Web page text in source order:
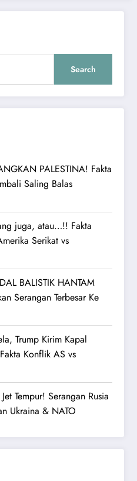
Search
PALESTINA! Fakta
Saling Balas
juga, atau…!! Fakta
Serikat vs
BALISTIK HANTAM
Serangan Terbesar Ke
Trump Kirim Kapal
Konflik AS vs
Tempur! Serangan Rusia
Ukraina & NATO